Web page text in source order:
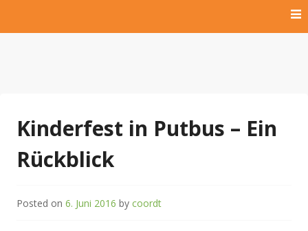
e.V.
Kinderfest in Putbus – Ein
Rückblick
Posted on 6. Juni 2016 by coordt